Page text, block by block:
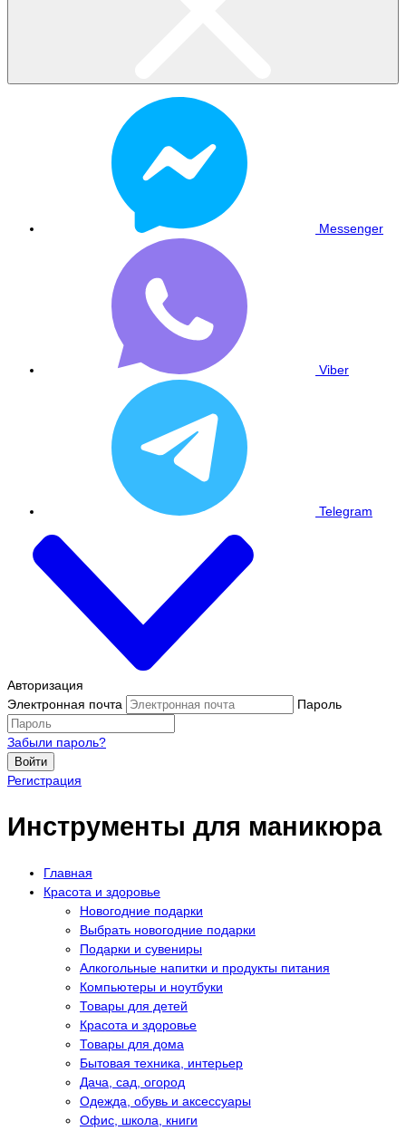
Messenger
Viber
Telegram
Авторизация
Электронная почта
Пароль
Забыли пароль?
Войти
Регистрация
Инструменты для маникюра
Главная
Красота и здоровье
Новогодние подарки
Выбрать новогодние подарки
Подарки и сувениры
Алкогольные напитки и продукты питания
Компьютеры и ноутбуки
Товары для детей
Красота и здоровье
Товары для дома
Бытовая техника, интерьер
Дача, сад, огород
Одежда, обувь и аксессуары
Офис, школа, книги